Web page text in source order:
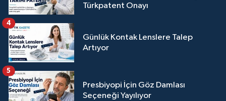
Türkpatent Onayı
Günlük Kontak Lenslere Talep
Artıyor
4
Presbiyopi İçin Göz Damlası
Seçeneği Yayılıyor
5